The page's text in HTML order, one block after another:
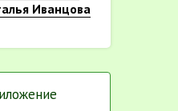
Иванцова